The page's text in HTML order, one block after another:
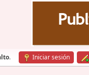
. Iniciar sesión